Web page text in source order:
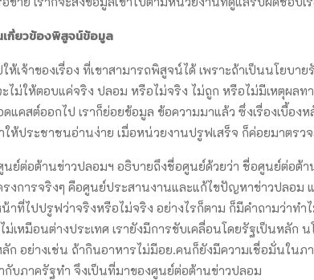
เกี่ยวข้องพิสูจน์ข้อมูล
เจ้าของเรื่อง ที่เขาสามารถพิสูจน์ได้ เพราะถ้าเป็นนโยบา
ไม่ให้ตอบแค่จริง ปลอม หรือไม่จริง ไม่ถูก หรือไม่มีเหตุผลทา
แคสต์ออกไป เราก็ย่อยข้อมูล ข้อความมาแล้ว ซึ่งเรื่องเบื้อง
ห้ประชาชนอ่านง่าย เมื่อหน่วยงานปรูฟเสร็จ ก็ค่อยมาตรว
ย์ต่อต้านข่าวปลอมฯ อธิบายถึงชื่อศูนย์ด้วยว่า ชื่อศูนย์ต่อต้า
รงการจริงๆ คือศูนย์ประสานงานและแก้ไขปัญหาข่าวปลอม
น้าที่ไปปรูฟว่าจริงหรือไม่จริง อย่างไรก็ตาม ก็มีคำถามว่าทำ
ม่เหมือนต่างประเทศ เรายังมีการขับเคลื่อนโดยรัฐเป็นหลัก
ก อย่างเช่น ถ้ากินอาหารไม่มีอย.คนก็ยังมีความเชื่อมั่นในภ
กับภาครัฐทำ จึงเป็นที่มาของศูนย์ต่อต้านข่าวปลอม